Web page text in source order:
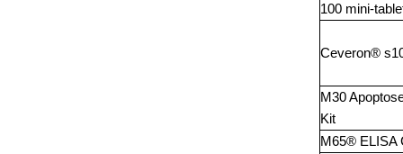
100 mini-
Ceveron®
M30
Kit
M65®